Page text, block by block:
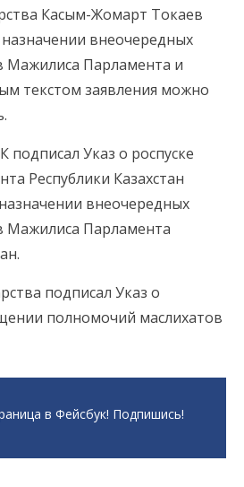
Касым-Жомарт Токаев
внеочередных
Мажилиса Парламента и
текстом заявления можно
подписал Указ о роспуске
Республики Казахстан
внеочередных
Мажилиса Парламента
подписал Указ о
полномочий маслихатов
в Фейсбук! Подпишись!